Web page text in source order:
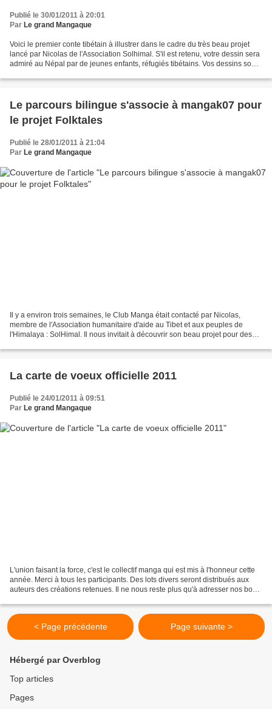
Publié le 30/01/2011 à 20:01
Par Le grand Mangaque
Voici le premier conte tibétain à illustrer dans le cadre du très beau projet
lancé par Nicolas de l'Association Solhimal. S'il est retenu, votre dessin sera
admiré au Népal par de jeunes enfants, réfugiés tibétains. Vos dessins sont
Le parcours bilingue s'associe à mangak07 pour
le projet Folktales
Publié le 28/01/2011 à 21:04
Par Le grand Mangaque
Il y a environ trois semaines, le Club Manga était contacté par Nicolas,
membre de l'Association humanitaire d'aide au Tibet et aux peuples de
l'Himalaya : SolHimal. Il nous invitait à découvrir son beau projet pour des
La carte de voeux officielle 2011
Publié le 24/01/2011 à 09:51
Par Le grand Mangaque
L'union faisant la force, c'est le collectif manga qui est mis à l'honneur cette
année. Merci à tous les participants. Des lots divers seront distribués aux
auteurs des créations retenues. Il ne nous reste plus qu'à adresser nos bons
< Page précédente Page suivante >
Hébergé par Overblog
Top articles
Pages